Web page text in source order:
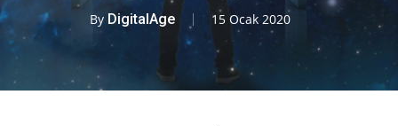
By DigitalAge 15 Ocak 2020